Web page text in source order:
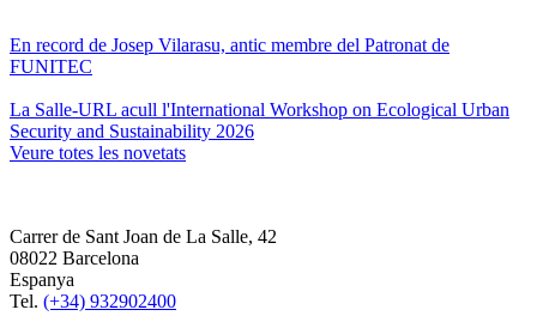
En record de Josep Vilarasu, antic membre del Patronat de
FUNITEC
La Salle-URL acull l'International Workshop on Ecological Urban
Security and Sustainability 2026
Veure totes les novetats
Carrer de Sant Joan de La Salle, 42
08022 Barcelona
Espanya
Tel. (+34) 932902400